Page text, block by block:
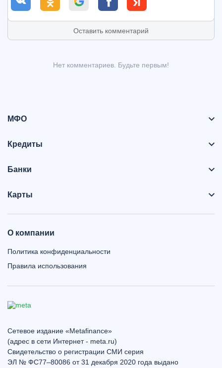
Оставить комментарий
Нет комментариев. Будьте первым!
МФО
Кредиты
Банки
Карты
О компании
Политика конфиденциальности
Правила использования
Сетевое издание «Metafinance»
(адрес в сети Интернет - meta.ru)
Свидетельство о регистрации СМИ серия
ЭЛ № ФС77–80086 от 31 декабря 2020 года выдано